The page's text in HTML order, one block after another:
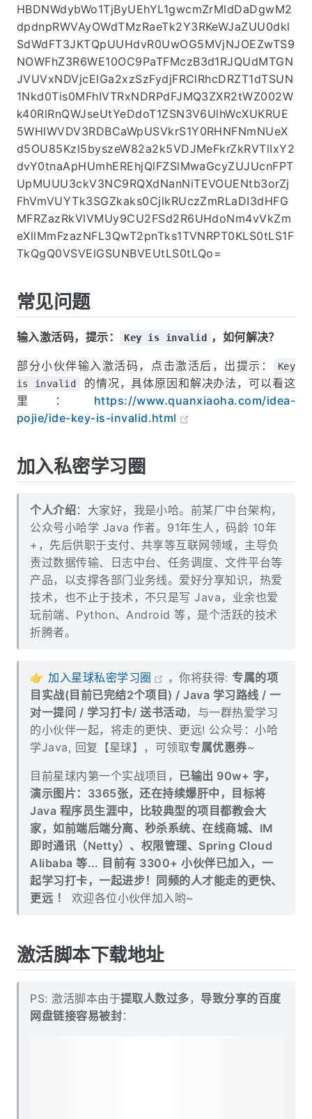
HBDNWdybWo1TjByUEhYL1gwcmZrMldDaDgwM2
dpdnpRWVAyOWdTMzRaeTk2Y3RKeWJaZUU0dkl
SdWdFT3JKTQpUUHdvR0UwOG5MVjNJOEZwTS9
NOWFhZ3R6WE10OC9PaTFMczB3d1RJQUdMTGN
JVUVxNDVjcElGa2xzSzFydjFRClRhcDRZT1dTSUN
1Nkd0Tis0MFhIVTRxNDRPdFJMQ3ZXR2tWZ002W
k40RlRnQWJseUtYeDdoT1ZSN3V6UlhWcXUKRUE
5WHlWVDV3RDBCaWpUSVkrS1Y0RHNFNmNUeX
d5OU85Kzl5byszeW82a2k5VDJMeFkrZkRVTlIxY2
dvY0tnaApHUmhEREhjQlFZSlMwaGcyZUJUcnFPT
UpMUUU3ckV3NC9RQXdNanNiTEVOUENtb3orZj
FhVmVUYTk3SGZkaks0CjlkRUczZmRLaDI3dHFG
MFRZazRkVlVMUy9CU2FSd2R6UHdoNm4vVkZm
eXllMmFzazNFL3QwT2pnTks1TVNRPT0KLS0tLS1F
TkQgQ0VSVElGSUNBVEUtLS0tLQo=
常见问题
输入激活码，提示： Key is invalid ，如何解决？
部分小伙伴输入激活码，点击激活后，出提示：
Key
is invalid
的情况，具体原因和解决办法，可以看这
里： https://www.quanxiaoha.com/idea-
pojie/ide-key-is-invalid.html
加入私密学习圈
个人介绍：大家好，我是小哈。前某厂中台架构，
公众号小哈学 Java 作者。91年生人，码龄 10年
+，先后供职于支付、共享等互联网领域，主导负
责过数据传输、日志中台、任务调度、文件平台等
产品，以支撑各部门业务线。爱好分享知识，热爱
技术，也不止于技术，不只是写 Java，业余也爱
玩前端、Python、Android 等，是个活跃的技术
折腾者。
👉加入星球私密学习圈 ，你将获得: 专属的项
目实战(目前已完结2个项目) / Java 学习路线 / 一
对一提问 / 学习打卡/ 送书活动，与一群热爱学习
的小伙伴一起，将走的更快、更远! 公众号：小哈
学Java, 回复【星球】，可领取专属优惠券~
目前星球内第一个实战项目， 已输出 90w+ 字，
演示图片：3365张，还在持续爆肝中，目标将
Java 程序员生涯中，比较典型的项目都教会大
家，如前端后端分离、秒杀系统、在线商城、IM
即时通讯（Netty）、权限管理、Spring Cloud
Alibaba 等... 目前有 3300+ 小伙伴已加入，一
起学习打卡，一起进步！同频的人才能走的更快、
更远 ！
欢迎各位小伙伴加入哟~
激活脚本下载地址
PS: 激活脚本由于提取人数过多 ， 导致分享的百度
网盘链接容易被封：